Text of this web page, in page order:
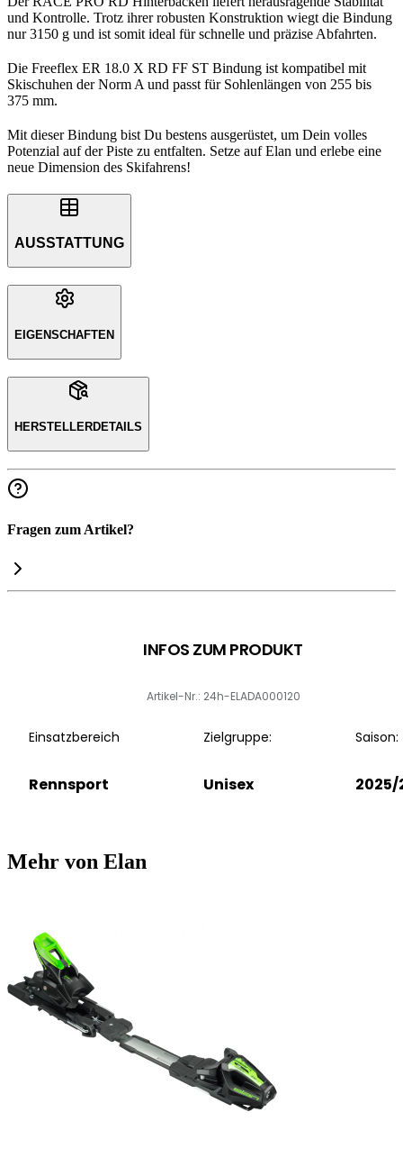
und Kontrolle. Trotz ihrer robusten Konstruktion wiegt die Bindung
nur 3150 g und ist somit ideal für schnelle und präzise Abfahrten.
Die Freeflex ER 18.0 X RD FF ST Bindung ist kompatibel mit
Skischuhen der Norm A und passt für Sohlenlängen von 255 bis
375 mm.
Mit dieser Bindung bist Du bestens ausgerüstet, um Dein volles
Potenzial auf der Piste zu entfalten. Setze auf Elan und erlebe eine
neue Dimension des Skifahrens!
AUSSTATTUNG
EIGENSCHAFTEN
HERSTELLERDETAILS
Fragen zum Artikel?
INFOS ZUM PRODUKT
Artikel-Nr.: 24h-ELADA000120
Einsatzbereich
Rennsport
Zielgruppe:
Unisex
Saison:
2025/
Mehr von Elan